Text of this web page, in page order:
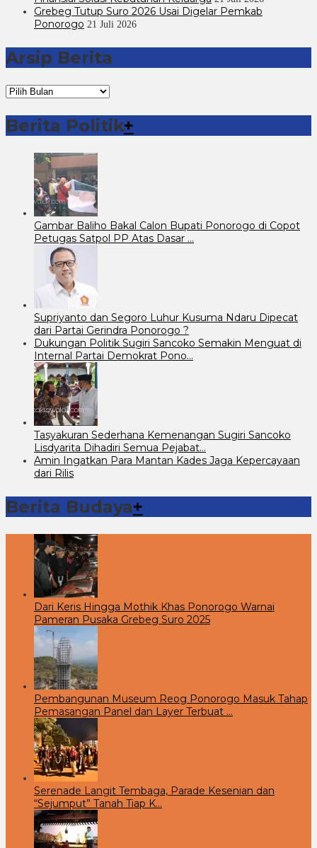
Grebeg Tutup Suro 2026 Usai Digelar Pemkab
Ponorogo 21 Juli 2026
Arsip Berita
Arsip
Berita
Berita Politik+
Gambar Baliho Bakal Calon Bupati Ponorogo di Copot
Petugas Satpol PP Atas Dasar …
Supriyanto dan Segoro Luhur Kusuma Ndaru Dipecat
dari Partai Gerindra Ponorogo ?
Dukungan Politik Sugiri Sancoko Semakin Menguat di
Internal Partai Demokrat Pono…
Tasyakuran Sederhana Kemenangan Sugiri Sancoko
Lisdyarita Dihadiri Semua Pejabat…
Amin Ingatkan Para Mantan Kades Jaga Kepercayaan
dari Rilis
Berita Budaya+
Dari Keris Hingga Mothik Khas Ponorogo Warnai
Pameran Pusaka Grebeg Suro 2025
Pembangunan Museum Reog Ponorogo Masuk Tahap
Pemasangan Panel dan Layer Terbuat …
Serenade Langit Tembaga, Parade Kesenian dan
“Sejumput” Tanah Tiap K…